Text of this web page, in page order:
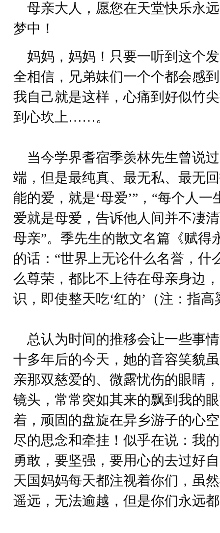
母亲大人，愿您在天堂快乐永
梦中！
妈妈，妈妈！只要一听到这个
全相信，兄弟妹们一个个都会感
我自己就是这样，心痛到好似竹
到心坎上……。
当今学界耆宿季羡林先生曾说
端，但是最纯真、最无私、最无
能的爱，就是‘母爱’”，“每个人
爱就是母爱，告诉他人间并不凄
母亲”。季先生的散文名篇《赋得
的话：“世界上无论什么名誉，什
么尊荣，都比不上待在母亲身边
识，即使整天吃‘红的’（注：指高
总认为时间的推移会让一些事
十多年后的今天，她的音容笑貌
亲那双慈爱的、微露忧伤的眼睛
镜头，常常突如其来的飘到我的
着，顽固的盘旋在异乡游子的心
尽的思念和牵挂！似乎在说：我
勇敢，要坚强，要用心的去过好
天国妈妈每天都注视着你们，虽
遥远，无法逾越，但是你们永远